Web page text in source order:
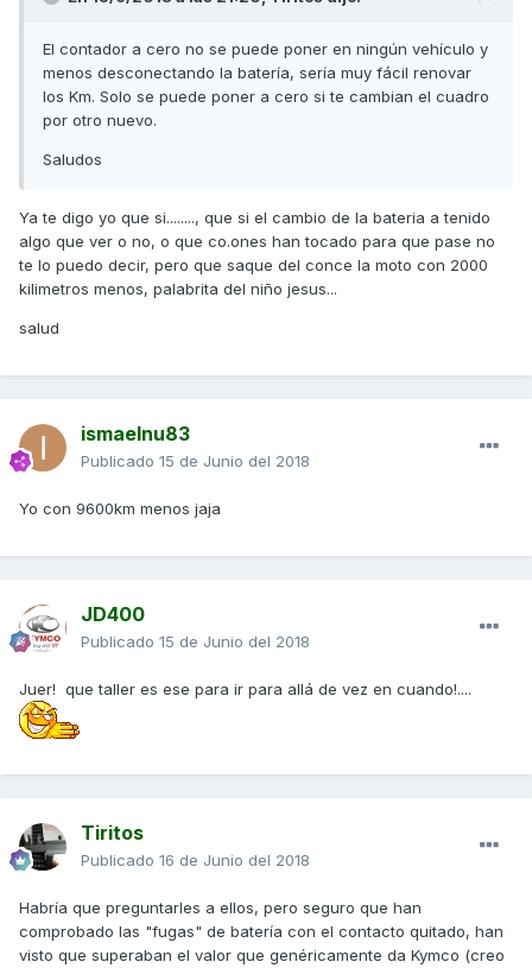
El contador a cero no se puede poner en ningún vehículo y
menos desconectando la batería, sería muy fácil renovar
los Km. Solo se puede poner a cero si te cambian el cuadro
por otro nuevo.
Saludos
Ya te digo yo que si........, que si el cambio de la bateria a tenido
algo que ver o no, o que co.ones han tocado para que pase no
te lo puedo decir, pero que saque del conce la moto con 2000
kilimetros menos, palabrita del niño jesus...
salud
ismaelnu83
Publicado 15 de Junio del 2018
Yo con 9600km menos jaja
JD400
Publicado 15 de Junio del 2018
Juer! que taller es ese para ir para allá de vez en cuando!....
Tiritos
Publicado 16 de Junio del 2018
Habría que preguntarles a ellos, pero seguro que han
comprobado las "fugas" de batería con el contacto quitado, han
visto que superaban el valor que genéricamente da Kymco (creo